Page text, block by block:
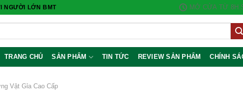
NGƯỜI LỚN BMT MỞ CỬA TỪ 8H
TRANG CHỦ SẢN PHẨM TIN TỨC REVIEW SẢN PHẨM CHÍNH
Vật Gỉa Cao Cấp